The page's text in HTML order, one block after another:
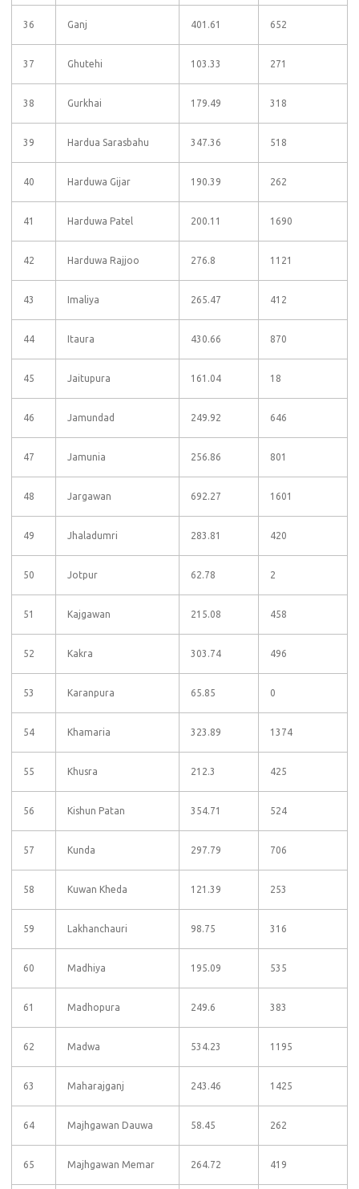
36 Ganj 401.61 652
37 Ghutehi 103.33 271
38 Gurkhai 179.49 318
39 Hardua Sarasbahu 347.36 518
40 Harduwa Gijar 190.39 262
41 Harduwa Patel 200.11 1690
42 Harduwa Rajjoo 276.8 1121
43 Imaliya 265.47 412
44 Itaura 430.66 870
45 Jaitupura 161.04 18
46 Jamundad 249.92 646
47 Jamunia 256.86 801
48 Jargawan 692.27 1601
49 Jhaladumri 283.81 420
50 Jotpur 62.78 2
51 Kajgawan 215.08 458
52 Kakra 303.74 496
53 Karanpura 65.85 0
54 Khamaria 323.89 1374
55 Khusra 212.3 425
56 Kishun Patan 354.71 524
57 Kunda 297.79 706
58 Kuwan Kheda 121.39 253
59 Lakhanchauri 98.75 316
60 Madhiya 195.09 535
61 Madhopura 249.6 383
62 Madwa 534.23 1195
63 Maharajganj 243.46 1425
64 Majhgawan Dauwa 58.45 262
65 Majhgawan Memar 264.72 419